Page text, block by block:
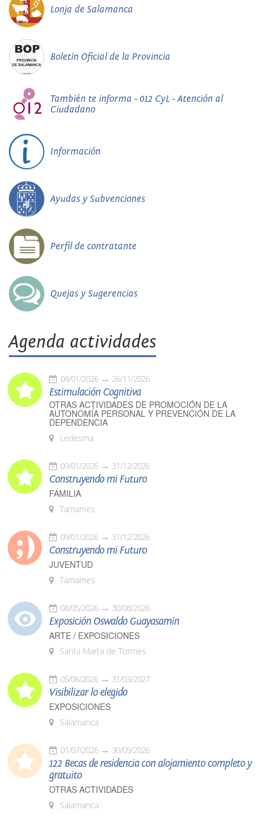
Lonja de Salamanca
Boletín Oficial de la Provincia
También te informa - 012 CyL - Atención al
Ciudadano
Información
Ayudas y Subvenciones
Perfil de contratante
Quejas y Sugerencias
Agenda actividades
08/01/2026 26/11/2026
Estimulación Cognitiva
OTRAS ACTIVIDADES DE PROMOCIÓN DE LA
AUTONOMÍA PERSONAL Y PREVENCIÓN DE LA
DEPENDENCIA
Ledesma
09/01/2026 31/12/2026
Construyendo mi Futuro
FAMILIA
Tamames
09/01/2026 31/12/2026
Construyendo mi Futuro
JUVENTUD
Tamames
08/05/2026 30/08/2026
Exposición Oswaldo Guayasamín
ARTE / EXPOSICIONES
Santa Marta de Tormes
05/06/2026 31/03/2027
Visibilizar lo elegido
EXPOSICIONES
Salamanca
01/07/2026 30/09/2026
122 Becas de residencia con alojamiento completo y
gratuito
OTRAS ACTIVIDADES
Salamanca